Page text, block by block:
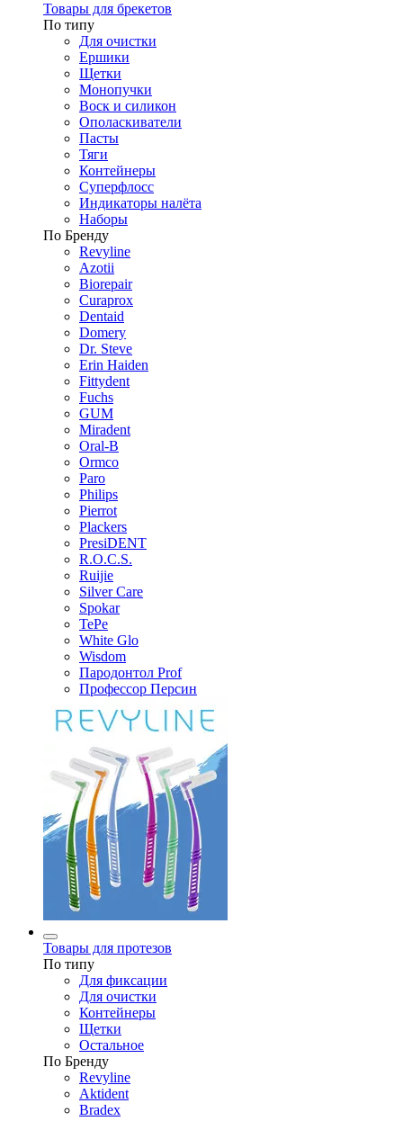
Товары для брекетов
По типу
Для очистки
Ершики
Щетки
Монопучки
Воск и силикон
Ополаскиватели
Пасты
Тяги
Контейнеры
Суперфлосс
Индикаторы налёта
Наборы
По Бренду
Revyline
Azotii
Biorepair
Curaprox
Dentaid
Domery
Dr. Steve
Erin Haiden
Fittydent
Fuchs
GUM
Miradent
Oral-B
Ormco
Paro
Philips
Pierrot
Plackers
PresiDENT
R.O.C.S.
Ruijie
Silver Care
Spokar
TePe
White Glo
Wisdom
Пародонтол Prof
Профессор Персин
Товары для протезов
По типу
Для фиксации
Для очистки
Контейнеры
Щетки
Остальное
По Бренду
Revyline
Aktident
Bradex